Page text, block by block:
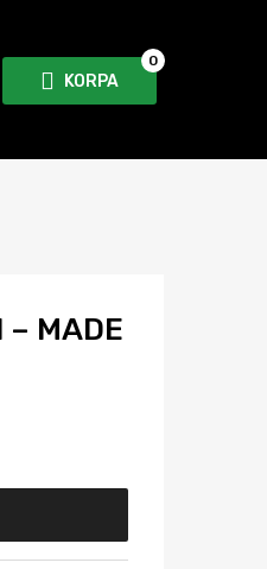
KORPA
0
– MADE